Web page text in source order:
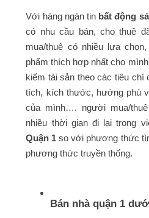
Với hàng ngàn tin bất động
có nhu cầu bán, cho thuê
mua/thuê có nhiều lựa
phẩm thích hợp nhất cho
kiếm tài sản theo các tiêu chí
tích, kích thước, hướng phù
của mình…. người mua/
nhiều thời gian đi lại trong
Quận 1 so với phương thức
phương thức truyền thống.
Bán nhà quận 1